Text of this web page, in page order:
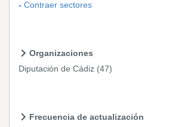
Contraer sectores
Organizaciones
Diputación de Cádiz (47)
Frecuencia de actualización